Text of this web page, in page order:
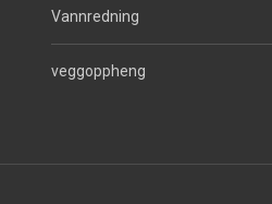
Vannredning
veggoppheng